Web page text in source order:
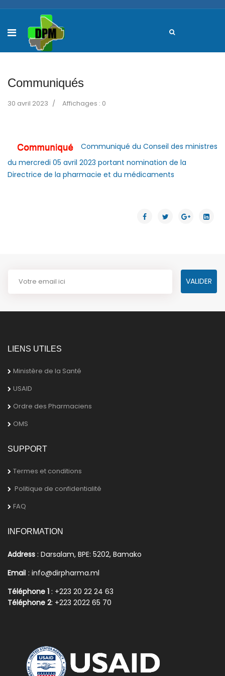
Communiqués
30 avril 2023 Affichages : 0
Communiqué du Conseil des ministres
du mercredi 05 avril 2023 portant nomination de la
Directrice de la pharmacie et du médicaments
LIENS UTILES
Ministère de la Santé
USAID
Ordre des Pharmaciens
OMS
SUPPORT
Termes et conditions
Politique de confidentialité
FAQ
INFORMATION
Address : Darsalam, BPE: 5202, Bamako
Email : info@dirpharma.ml
Téléphone 1 : +223 20 22 24 63
Téléphone 2: +223 2022 65 70